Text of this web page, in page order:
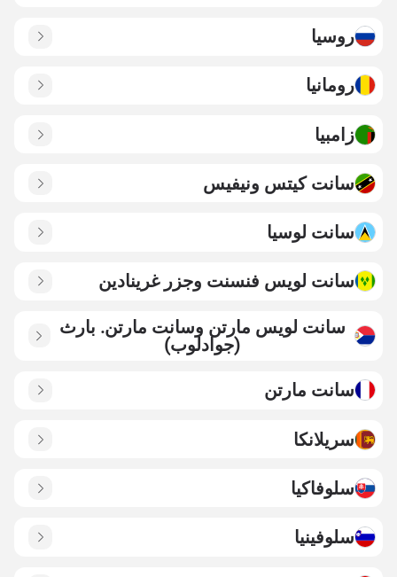
روسيا
رومانيا
زامبيا
سانت كيتس ونيفيس
سانت لوسيا
سانت لويس فنسنت وجزر غرينادين
سانت لويس مارتن وسانت مارتن. بارث
(جوادلوب)
سانت مارتن
سريلانكا
سلوفاكيا
سلوفينيا